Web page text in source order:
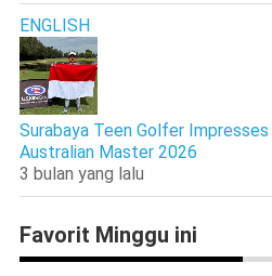
ENGLISH
Surabaya Teen Golfer
Australian Master 2026
3 bulan yang lalu
Favorit Minggu ini